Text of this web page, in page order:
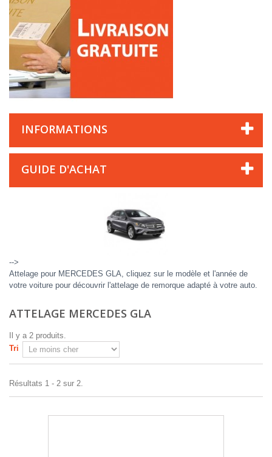
INFORMATIONS
GUIDE D'ACHAT
-->
Attelage pour MERCEDES GLA, cliquez sur le modèle et l'année de
votre voiture pour découvrir l'attelage de remorque adapté à votre auto.
ATTELAGE MERCEDES GLA
Il y a 2 produits.
Tri
Résultats 1 - 2 sur 2.